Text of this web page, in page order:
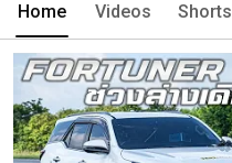
Home Videos Shorts